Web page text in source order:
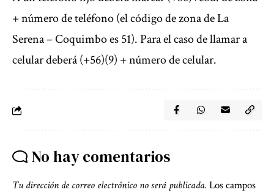
+ número de teléfono (el código de zona de La
Serena – Coquimbo es 51). Para el caso de llamar a
celular deberá (+56)(9) + número de celular.
No hay comentarios
Tu dirección de correo electrónico no será publicada. Los campos